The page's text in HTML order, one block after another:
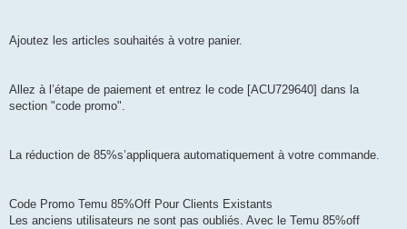
Ajoutez les articles souhaités à votre panier.
Allez à l’étape de paiement et entrez le code [ACU729640] dans la
section "code promo".
La réduction de 85%s’appliquera automatiquement à votre commande.
Code Promo Temu 85%Off Pour Clients Existants
Les anciens utilisateurs ne sont pas oubliés. Avec le Temu 85%off